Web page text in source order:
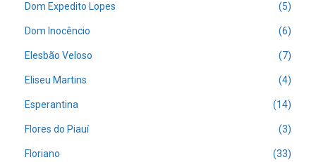
Dom Expedito Lopes (5)
Dom Inocêncio (6)
Elesbão Veloso (7)
Eliseu Martins (4)
Esperantina (14)
Flores do Piauí (3)
Floriano (33)